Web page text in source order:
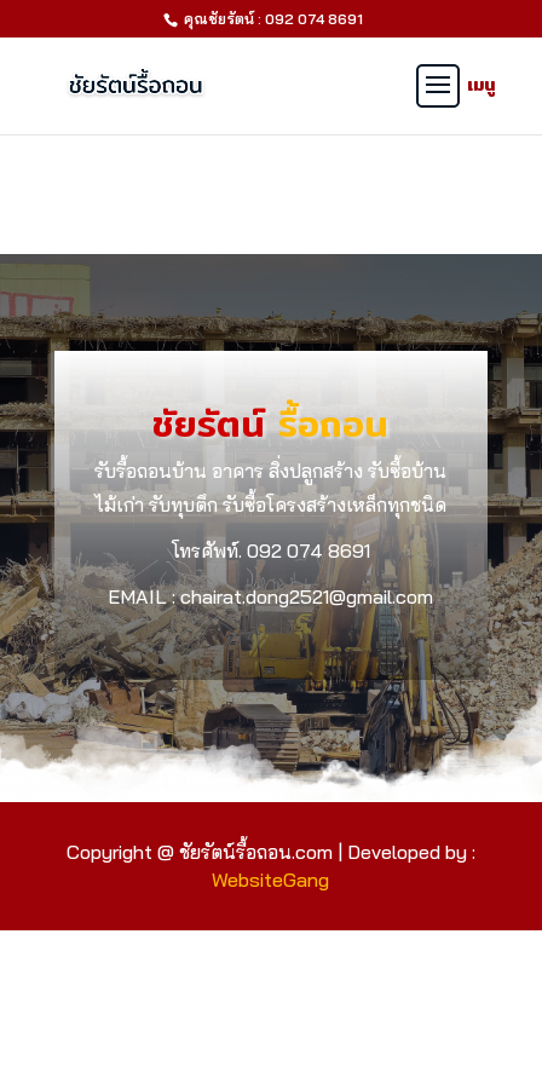
คุณชัยรัตน์ : 092 074 8691
ชัยรัตน์รื้อถอน
รับรื้อถอนบ้าน อาคาร สิ่งปลูกสร้าง รับซื้อบ้าน
ไม้เก่า รับทุบตึก รับซื้อโครงสร้างเหล็กทุกชนิด
โทรศัพท์. 092 074 8691
EMAIL : chairat.dong2521@gmail.com
Copyright @ ชัยรัตน์รื้อถอน.com | Developed by :
WebsiteGang